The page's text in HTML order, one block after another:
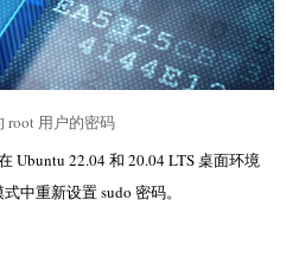
root 用户的密码
Ubuntu 22.04 和 20.04 LTS 桌面环境
式中重新设置 sudo 密码。